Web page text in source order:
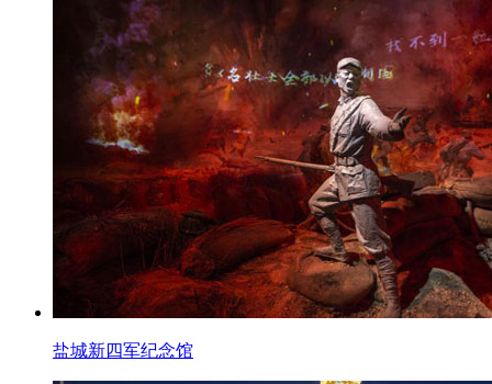
盐城新四军纪念馆